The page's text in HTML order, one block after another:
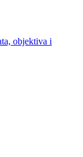
objektiva i